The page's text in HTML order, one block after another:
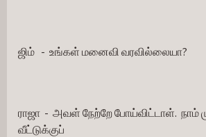
ஜிம்   -  உங்கள் மனைவி வரவில்லையா?
ராஜா  -  அவள் நேற்றே போய்விட்டாள்.  நாம்
வீட்டுக்குப்